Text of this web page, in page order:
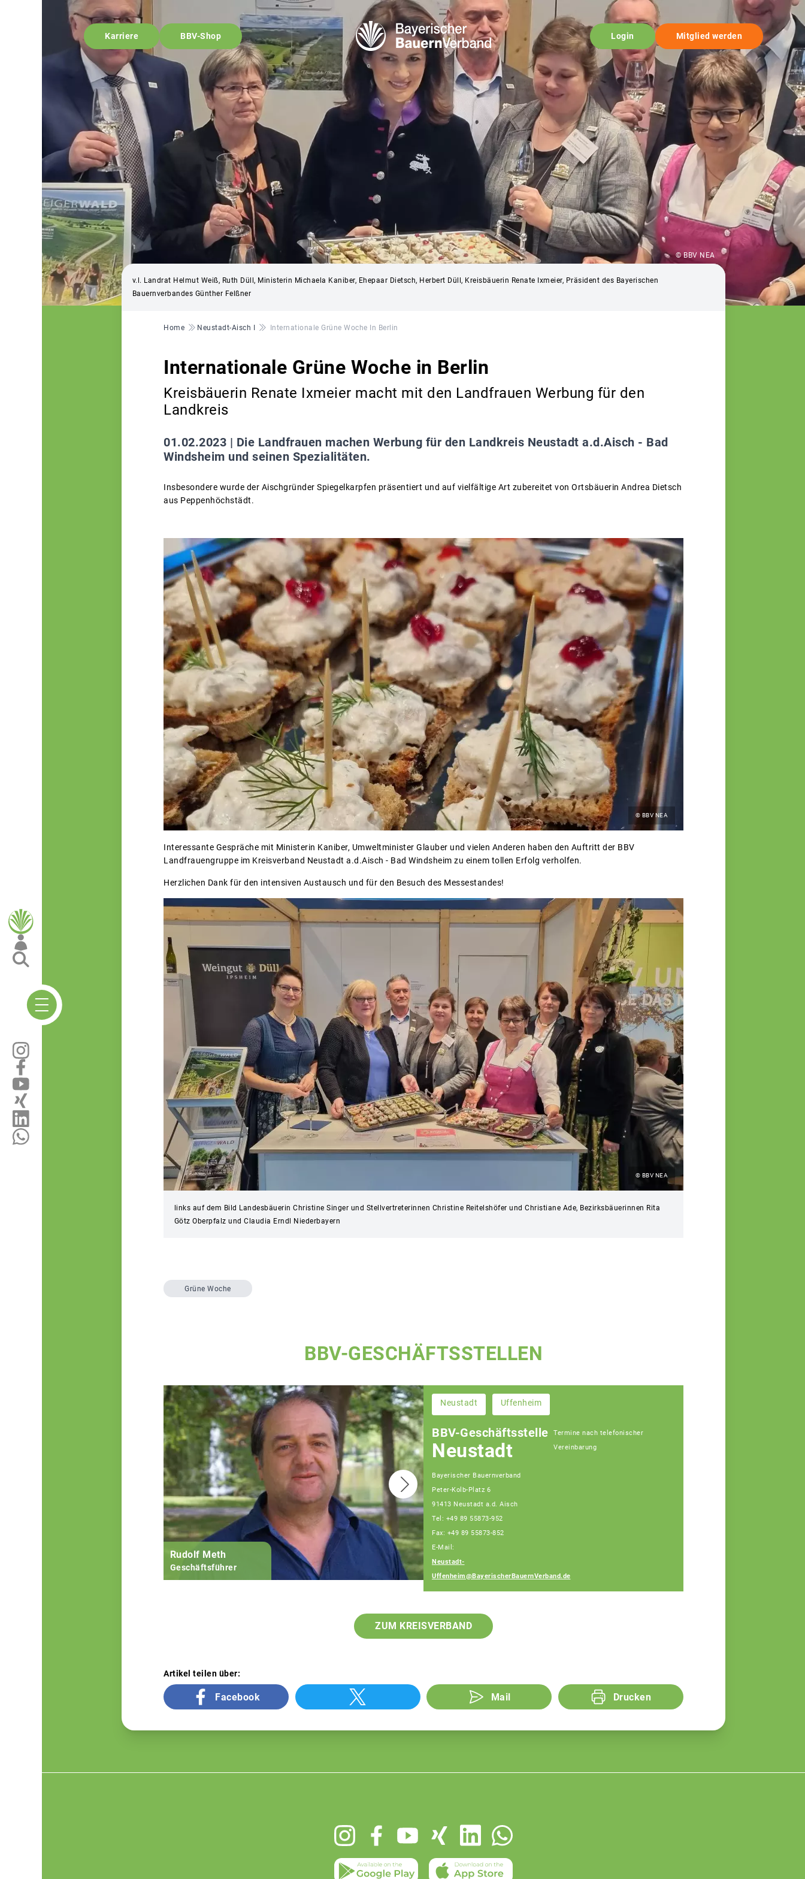
Karriere BBV-Shop Login Mitglied werden
© BBV NEA
v.l. Landrat Helmut Weiß, Ruth Düll, Ministerin Michaela Kaniber, Ehepaar Dietsch, Herbert Düll, Kreisbäuerin Renate Ixmeier, Präsident des Bayerischen
Bauernverbandes Günther Felßner
Pfadnavigation
Home Neustadt-Aisch I Internationale Grüne Woche In Berlin
Internationale Grüne Woche in Berlin
Kreisbäuerin Renate Ixmeier macht mit den Landfrauen Werbung für den
Landkreis
01.02.2023 | Die Landfrauen machen Werbung für den Landkreis Neustadt a.d.Aisch - Bad
Windsheim und seinen Spezialitäten.
Insbesondere wurde der Aischgründer Spiegelkarpfen präsentiert und auf vielfältige Art zubereitet von Ortsbäuerin Andrea Dietsch
aus Peppenhöchstädt.
© BBV NEA
Interessante Gespräche mit Ministerin Kaniber, Umweltminister Glauber und vielen Anderen haben den Auftritt der BBV
Landfrauengruppe im Kreisverband Neustadt a.d.Aisch - Bad Windsheim zu einem tollen Erfolg verholfen.
Herzlichen Dank für den intensiven Austausch und für den Besuch des Messestandes!
© BBV NEA
links auf dem Bild Landesbäuerin Christine Singer und Stellvertreterinnen Christine Reitelshöfer und Christiane Ade, Bezirksbäuerinnen Rita
Götz Oberpfalz und Claudia Erndl Niederbayern
Grüne Woche
BBV-GESCHÄFTSSTELLEN
Rudolf Meth
Geschäftsführer Fachberater
Neustadt Uffenheim
BBV-Geschäftsstelle
Neustadt
Bayerischer Bauernverband
Peter-Kolb-Platz 6
91413 Neustadt a.d. Aisch
Tel: +49 89 55873-952
Fax: +49 89 55873-852
E-Mail:
Neustadt-
Uffenheim@BayerischerBauernVerband.de
Termine nach telefonischer
Vereinbarung
ZUM KREISVERBAND
Artikel teilen über:
Facebook Mail Drucken